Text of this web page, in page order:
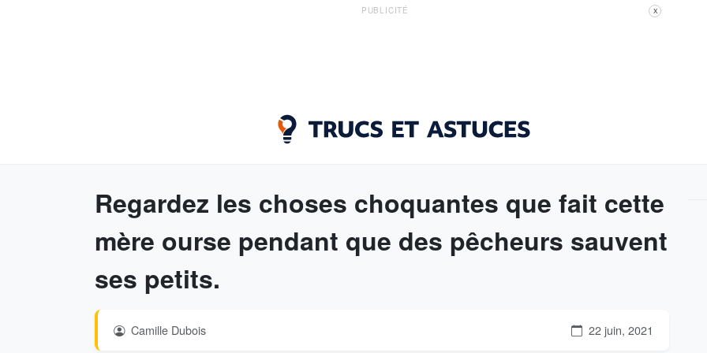
PUBLICITÉ X
Regardez les choses choquantes que fait cette
mère ourse pendant que des pêcheurs sauvent
ses petits.
Camille Dubois 22 juin, 2021